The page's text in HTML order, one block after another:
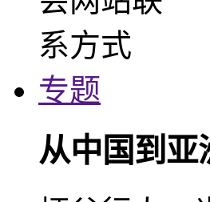
专题
从中国到亚